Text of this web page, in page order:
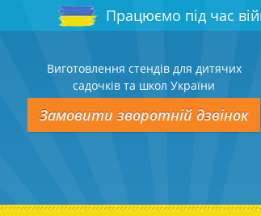
Працюємо під час
Виготовлення стендів для дитячих
садочків та школ України
Замовити зворотній дзвінок